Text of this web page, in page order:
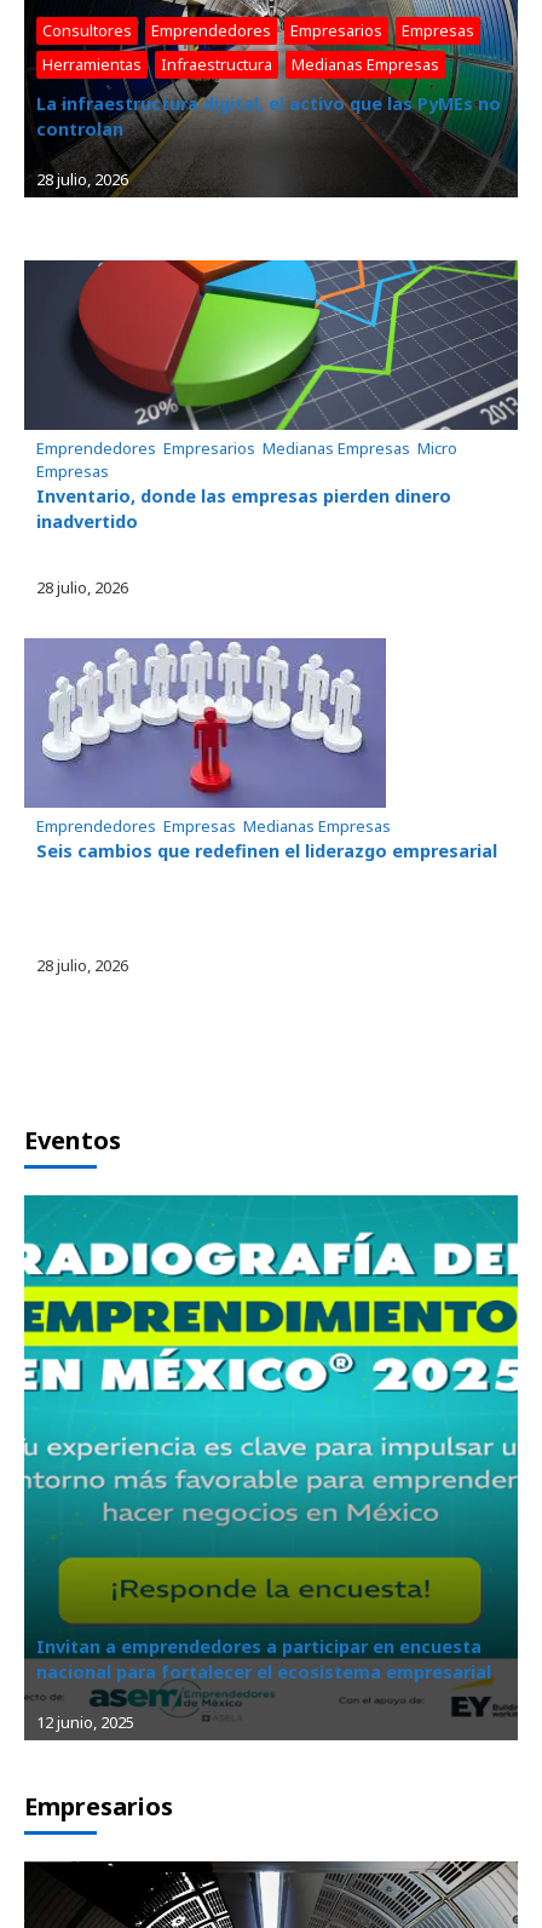
Consultores , Emprendedores , Empresarios , Empresas ,
Herramientas , Infraestructura , Medianas Empresas
La infraestructura digital, el activo que las PyMEs no
controlan
28 julio, 2026
Emprendedores Empresarios Medianas Empresas Micro
Empresas
Inventario, donde las empresas pierden dinero
inadvertido
28 julio, 2026
Emprendedores Empresas Medianas Empresas
Seis cambios que redefinen el liderazgo empresarial
28 julio, 2026
Eventos
Invitan a emprendedores a participar en encuesta
nacional para fortalecer el ecosistema empresarial
12 junio, 2025
Empresarios